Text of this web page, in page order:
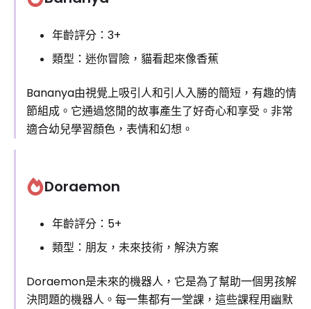
年齡評分：3+
類型：迷你冒險，貓看起來像香蕉
Bananya由視覺上吸引人和引人入勝的簡短，有趣的情
節組成。它通過悠閒的故事產生了好奇心和享受。非常
適合幼兒學習顏色，表情和幻想。
Doraemon
年齡評分：5+
類型：朋友，未來技術，解決方案
Doraemon是未來的機器人，它是為了幫助一個男孩解
決問題的機器人。每一集都有一堂課，這些課程用幽默